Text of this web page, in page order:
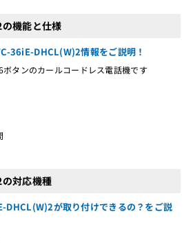
機能と仕様
36iE-DHCL(W)2情報をご説明！
タンのカールコードレス電話機です
対応機種
DHCL(W)2が取り付けできるの？をご説